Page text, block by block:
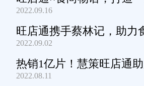
食王国”
2022.09.16
旺店通携手蔡林记，助力
面自由
2022.09.02
热销1亿片！慧策旺店通
通关家庭牛排圈~
2022.08.11